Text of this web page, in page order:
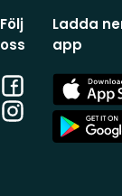
Följ
oss
Facebook
Instagram
Ladda
app
App
Store
App
Store